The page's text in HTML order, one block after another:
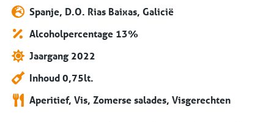
Spanje, D.O. Rias Baixas, Galicië
Alcoholpercentage 13%
Jaargang 2022
Inhoud 0,75lt.
Aperitief, Vis, Zomerse salades, Visgerechten